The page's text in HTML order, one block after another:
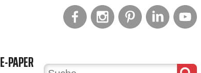
E-PAPER